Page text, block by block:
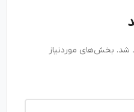
بخش‌های موردنیاز